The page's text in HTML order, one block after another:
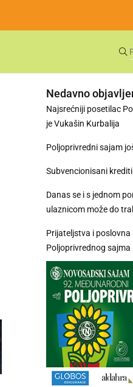
Nedavno
Najsrećniji posetilac
je Vukašin Kurbalija
Poljoprivredni sajam
Subvencionisani
Danas se i s jednom
ulaznicom može do
Prijateljstva i
Poljoprivrednog sajma